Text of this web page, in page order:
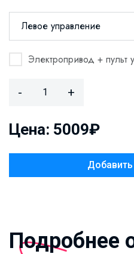
Левое управление
Электропривод + пульт
- +
Цена: 5009₽
Подробнее